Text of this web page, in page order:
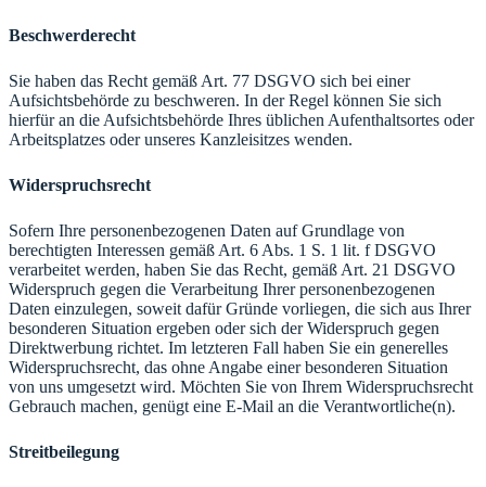
Beschwerderecht
Sie haben das Recht gemäß Art. 77 DSGVO sich bei einer
Aufsichtsbehörde zu beschweren. In der Regel können Sie sich
hierfür an die Aufsichtsbehörde Ihres üblichen Aufenthaltsortes oder
Arbeitsplatzes oder unseres Kanzleisitzes wenden.
Widerspruchsrecht
Sofern Ihre personenbezogenen Daten auf Grundlage von
berechtigten Interessen gemäß Art. 6 Abs. 1 S. 1 lit. f DSGVO
verarbeitet werden, haben Sie das Recht, gemäß Art. 21 DSGVO
Widerspruch gegen die Verarbeitung Ihrer personenbezogenen
Daten einzulegen, soweit dafür Gründe vorliegen, die sich aus Ihrer
besonderen Situation ergeben oder sich der Widerspruch gegen
Direktwerbung richtet. Im letzteren Fall haben Sie ein generelles
Widerspruchsrecht, das ohne Angabe einer besonderen Situation
von uns umgesetzt wird. Möchten Sie von Ihrem Widerspruchsrecht
Gebrauch machen, genügt eine E-Mail an die Verantwortliche(n).
Streitbeilegung